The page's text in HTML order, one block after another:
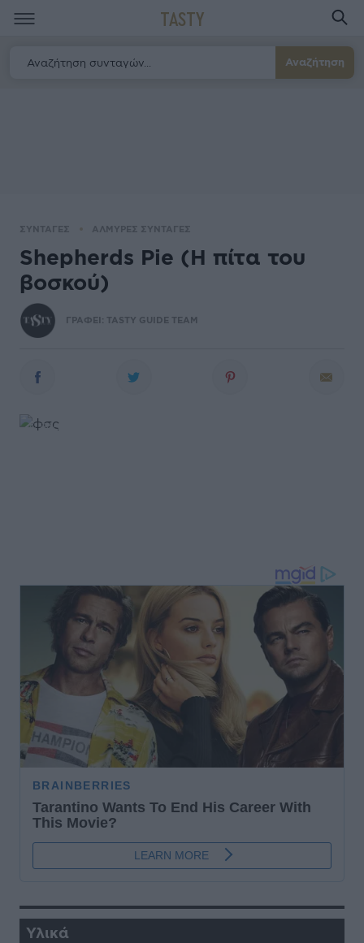
TASTY
Αναζήτηση
ΣΥΝΤΑΓΕΣ ΑΛΜΥΡΕΣ ΣΥΝΤΑΓΕΣ
Shepherds Pie (Η πίτα του
βοσκού)
ΓΡΑΦΕΙ: TASTY GUIDE TEAM
© iStock.com
Υλικά